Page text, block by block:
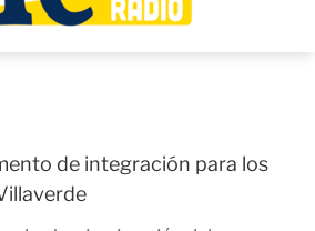
de integración para los